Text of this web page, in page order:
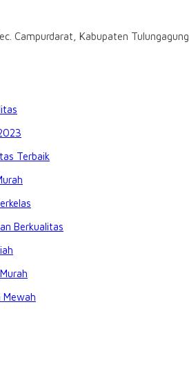
Campurdarat, Kabupaten
Terbaik
Berkualitas
Mewah